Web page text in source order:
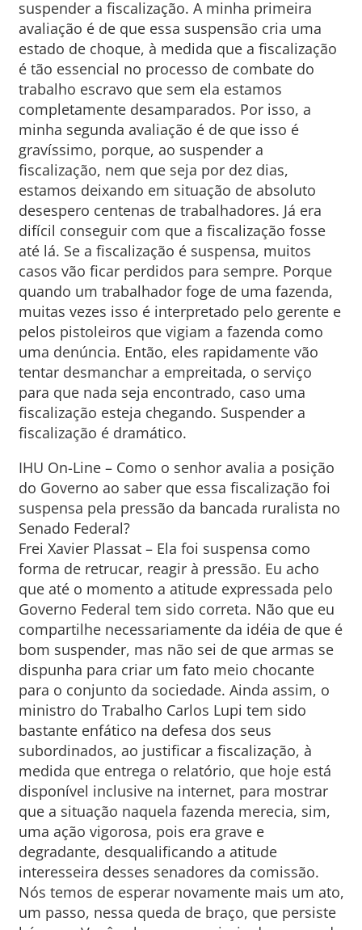
suspender a fiscalização. A minha primeira
avaliação é de que essa suspensão cria uma
estado de choque, à medida que a fiscalização
é tão essencial no processo de combate do
trabalho escravo que sem ela estamos
completamente desamparados. Por isso, a
minha segunda avaliação é de que isso é
gravíssimo, porque, ao suspender a
fiscalização, nem que seja por dez dias,
estamos deixando em situação de absoluto
desespero centenas de trabalhadores. Já era
difícil conseguir com que a fiscalização fosse
até lá. Se a fiscalização é suspensa, muitos
casos vão ficar perdidos para sempre. Porque
quando um trabalhador foge de uma fazenda,
muitas vezes isso é interpretado pelo gerente e
pelos pistoleiros que vigiam a fazenda como
uma denúncia. Então, eles rapidamente vão
tentar desmanchar a empreitada, o serviço
para que nada seja encontrado, caso uma
fiscalização esteja chegando. Suspender a
fiscalização é dramático.
IHU On-Line – Como o senhor avalia a posição
do Governo ao saber que essa fiscalização foi
suspensa pela pressão da bancada ruralista no
Senado Federal?
Frei Xavier Plassat – Ela foi suspensa como
forma de retrucar, reagir à pressão. Eu acho
que até o momento a atitude expressada pelo
Governo Federal tem sido correta. Não que eu
compartilhe necessariamente da idéia de que é
bom suspender, mas não sei de que armas se
dispunha para criar um fato meio chocante
para o conjunto da sociedade. Ainda assim, o
ministro do Trabalho Carlos Lupi tem sido
bastante enfático na defesa dos seus
subordinados, ao justificar a fiscalização, à
medida que entrega o relatório, que hoje está
disponível inclusive na internet, para mostrar
que a situação naquela fazenda merecia, sim,
uma ação vigorosa, pois era grave e
degradante, desqualificando a atitude
interesseira desses senadores da comissão.
Nós temos de esperar novamente mais um ato,
um passo, nessa queda de braço, que persiste